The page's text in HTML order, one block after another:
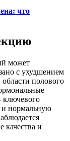
что
может
с ухудшением
полового
ключевого
и нормальную
качества и